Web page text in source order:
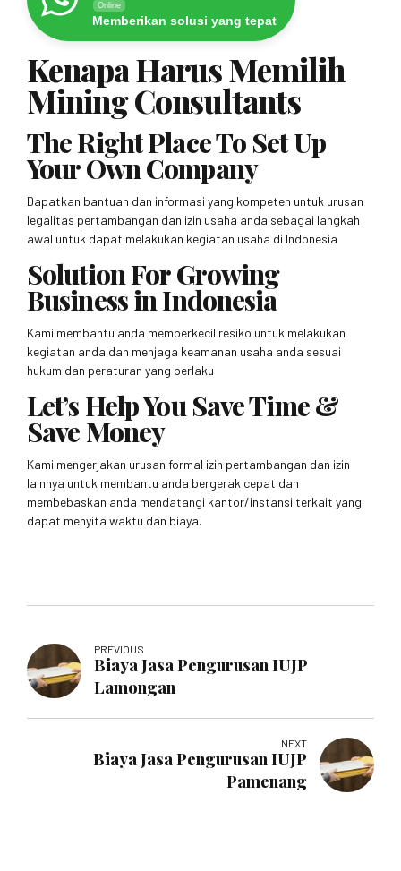
Online
Memberikan solusi yang tepat
Kenapa Harus Memilih
Mining Consultants
The Right Place To Set Up
Your Own Company
Dapatkan bantuan dan informasi yang kompeten untuk urusan
legalitas pertambangan dan izin usaha anda sebagai langkah
awal untuk dapat melakukan kegiatan usaha di Indonesia
Solution For Growing
Business in Indonesia
Kami membantu anda memperkecil resiko untuk melakukan
kegiatan anda dan menjaga keamanan usaha anda sesuai
hukum dan peraturan yang berlaku
Let’s Help You Save Time &
Save Money
Kami mengerjakan urusan formal izin pertambangan dan izin
lainnya untuk membantu anda bergerak cepat dan
membebaskan anda mendatangi kantor/instansi terkait yang
dapat menyita waktu dan biaya.
PREVIOUS
Biaya Jasa Pengurusan IUJP
Lamongan
NEXT
Biaya Jasa Pengurusan IUJP
Pamenang